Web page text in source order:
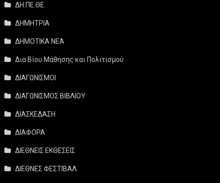
ΔΗ.ΠΕ.ΘΕ.
ΔΗΜΗΤΡΙΑ
ΔΗΜΟΤΙΚΑ ΝΕΑ
Δια Βίου Μάθησης και Πολιτισμού
ΔΙΑΓΩΝΙΣΜΟΙ
ΔΙΑΓΩΝΙΣΜΟΣ ΒΙΒΛΙΟΥ
ΔΙΑΣΚΕΔΑΣΗ
ΔΙΑΦΟΡΑ
ΔΙΕΘΝΕΙΣ ΕΚΘΕΣΕΙΣ
ΔΙΕΘΝΕΣ ΦΕΣΤΙΒΑΛ